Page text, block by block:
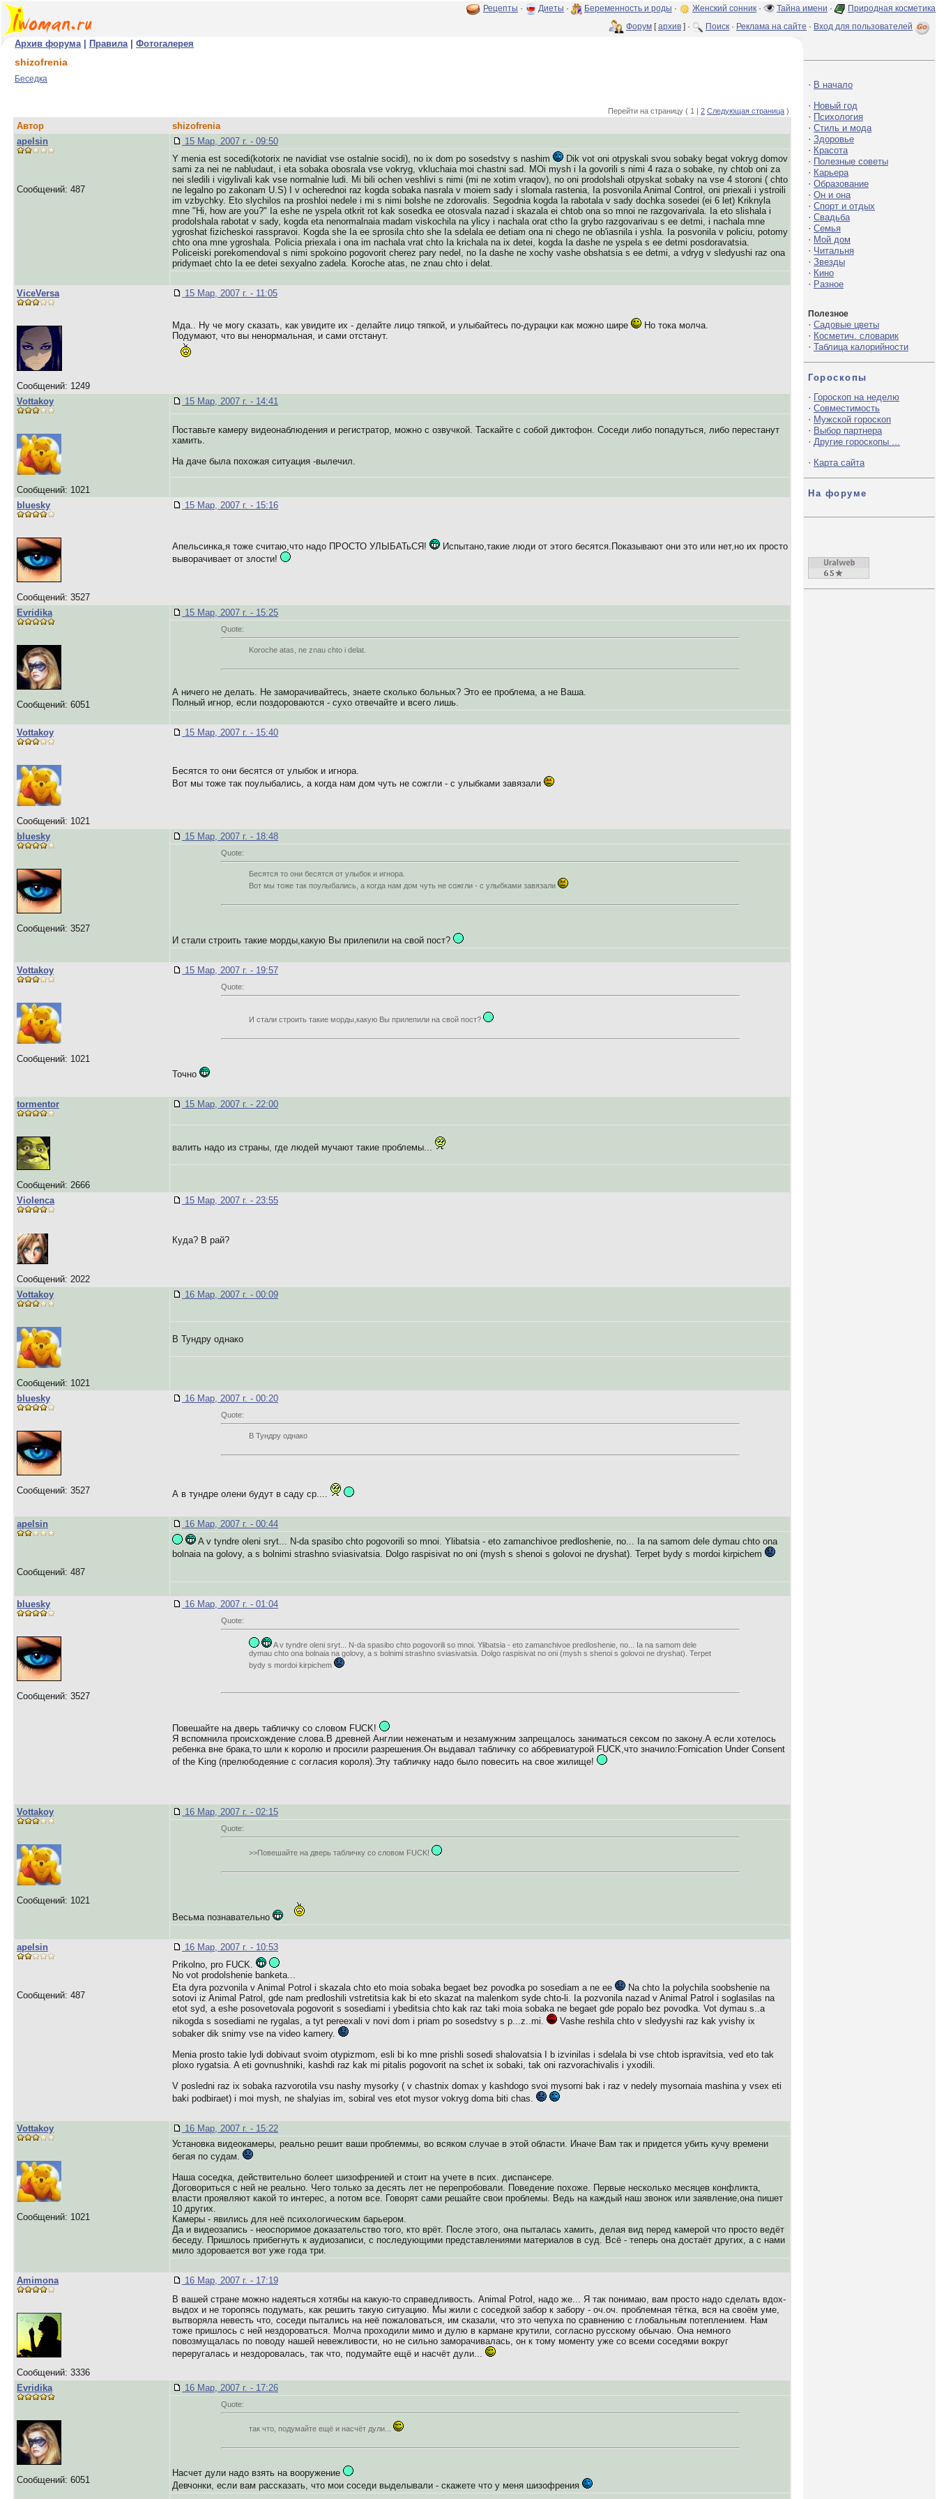
Рецепты · Диеты · Беременность и роды · Женский сонник · Тайна имени ·
Природная косметика
Форум [архив ] · Поиск · Реклама на сайте · Вход для пользователей
Архив форума| Правила| Фотогалерея
shizofrenia
Беседка
Перейти на страницу ( 1 | 2 Следующая страница )
Автор
shizofrenia
apelsin
Сообщений: 487
15 Мар, 2007 г. - 09:50
Y menia est socedi(kotorix ne navidiat vse ostalnie socidi), no ix dom po sosedstvy s nashim
Dik vot oni otpyskali svou sobaky begat vokryg domov
sami za nei ne nabludaut, i eta sobaka obosrala vse vokryg, vkluchaia moi chastni sad. MOi mysh i Ia govorili s nimi 4 raza o sobake, ny chtob oni za
nei sledili i vigylivali kak vse normalnie ludi. Mi bili ochen veshlivi s nimi (mi ne xotim vraqov), no oni prodolshali otpyskat sobaky na vse 4 storoni ( chto
ne legalno po zakonam U.S) I v ocherednoi raz kogda sobaka nasrala v moiem sady i slomala rastenia, Ia posvonila Animal Control, oni priexali i ystroili
im vzbychky. Eto slychilos na proshloi nedele i mi s nimi bolshe ne zdorovalis. Segodnia kogda Ia rabotala v sady dochka sosedei (ei 6 let) Kriknyla
mne "Hi, how are you?" Ia eshe ne yspela otkrit rot kak sosedka ee otosvala nazad i skazala ei chtob ona so mnoi ne razgovarivala. Ia eto slishala i
prodolshala rabotat v sady, kogda eta nenormalnaia madam viskochila na ylicy i nachala orat ctho Ia grybo razgovarivau s ee detmi, i nachala mne
ygroshat fizicheskoi rasspravoi. Kogda she Ia ee sprosila chto she Ia sdelala ee detiam ona ni chego ne ob'iasnila i yshla. Ia posvonila v policiu, potomy
chto ona mne ygroshala. Policia priexala i ona im nachala vrat chto Ia krichala na ix detei, kogda Ia dashe ne yspela s ee detmi posdoravatsia.
Policeiski porekomendoval s nimi spokoino pogovorit cherez pary nedel, no Ia dashe ne xochy vashe obshatsia s ee detmi, a vdryg v sledyushi raz ona
pridymaet chto Ia ee detei sexyalno zadela. Koroche atas, ne znau chto i delat.
ViceVersa
Сообщений: 1249
15 Мар, 2007 г. - 11:05
Мда.. Ну че могу сказать, как увидите их - делайте лицо тяпкой, и улыбайтесь по-дурацки как можно шире
Но тока молча.
Подумают, что вы ненормальная, и сами отстанут.
Vottakoy
Сообщений: 1021
15 Мар, 2007 г. - 14:41
Поставьте камеру видеонаблюдения и регистратор, можно с озвучкой. Таскайте с собой диктофон. Соседи либо попадуться, либо перестанут
хамить.
На даче была похожая ситуация -вылечил.
bluesky
Сообщений: 3527
15 Мар, 2007 г. - 15:16
Апельсинка,я тоже считаю,что надо ПРОСТО УЛЫБАТьСЯ!
Испытано,такие люди от этого бесятся.Показывают они это или нет,но их просто
выворачивает от злости!
Evridika
Сообщений: 6051
15 Мар, 2007 г. - 15:25
Quote:
Koroche atas, ne znau chto i delat.
А ничего не делать. Не заморачивайтесь, знаете сколько больных? Это ее проблема, а не Ваша.
Полный игнор, если поздороваются - сухо отвечайте и всего лишь.
Vottakoy
Сообщений: 1021
15 Мар, 2007 г. - 15:40
Бесятся то они бесятся от улыбок и игнора.
Вот мы тоже так поулыбались, а когда нам дом чуть не сожгли - с улыбками завязали
bluesky
Сообщений: 3527
15 Мар, 2007 г. - 18:48
Quote:
Бесятся то они бесятся от улыбок и игнора.
Вот мы тоже так поулыбались, а когда нам дом чуть не сожгли - с улыбками завязали
И стали строить такие морды,какую Вы прилепили на свой пост?
Vottakoy
Сообщений: 1021
15 Мар, 2007 г. - 19:57
Quote:
И стали строить такие морды,какую Вы прилепили на свой пост?
Точно
tormentor
Сообщений: 2666
15 Мар, 2007 г. - 22:00
валить надо из страны, где людей мучают такие проблемы...
Violenca
Сообщений: 2022
15 Мар, 2007 г. - 23:55
Куда? В рай?
Vottakoy
Сообщений: 1021
16 Мар, 2007 г. - 00:09
В Тундру однако
bluesky
Сообщений: 3527
16 Мар, 2007 г. - 00:20
Quote:
В Тундру однако
А в тундре олени будут в саду ср....
apelsin
Сообщений: 487
16 Мар, 2007 г. - 00:44
A v tyndre oleni sryt... N-da spasibo chto pogovorili so mnoi. Ylibatsia - eto zamanchivoe predloshenie, no... Ia na samom dele dymau chto ona
bolnaia na golovy, a s bolnimi strashno sviasivatsia. Dolgo raspisivat no oni (mysh s shenoi s golovoi ne dryshat). Terpet bydy s mordoi kirpichem
bluesky
Сообщений: 3527
16 Мар, 2007 г. - 01:04
Quote:
A v tyndre oleni sryt... N-da spasibo chto pogovorili so mnoi. Ylibatsia - eto zamanchivoe predloshenie, no... Ia na samom dele
dymau chto ona bolnaia na golovy, a s bolnimi strashno sviasivatsia. Dolgo raspisivat no oni (mysh s shenoi s golovoi ne dryshat). Terpet
bydy s mordoi kirpichem
Повешайте на дверь табличку со словом FUCK!
Я вспомнила происхождение слова.В древней Англии неженатым и незамужним запрещалось заниматься сексом по закону.А если хотелось
ребенка вне брака,то шли к королю и просили разрешения.Он выдавал табличку со аббревиатурой FUCK,что значило:Fornication Under Consent
of the King (прелюбодеяние с согласия короля).Эту табличку надо было повесить на свое жилище!
Vottakoy
Сообщений: 1021
16 Мар, 2007 г. - 02:15
Quote:
>>Повешайте на дверь табличку со словом FUCK!
Весьма познавательно
apelsin
Сообщений: 487
16 Мар, 2007 г. - 10:53
Prikolno, pro FUCK.
No vot prodolshenie banketa...
Eta dyra pozvonila v Animal Potrol i skazala chto eto moia sobaka begaet bez povodka po sosediam a ne ee
Na chto Ia polychila soobshenie na
sotovi iz Animal Patrol, gde nam predloshili vstretitsia kak bi eto skazat na malenkom syde chto-li. Ia pozvonila nazad v Animal Patrol i soglasilas na
etot syd, a eshe posovetovala pogovorit s sosediami i ybeditsia chto kak raz taki moia sobaka ne begaet gde popalo bez povodka. Vot dymau s..a
nikogda s sosediami ne rygalas, a tyt pereexali v novi dom i priam po sosedstvy s p...z..mi.
Vashe reshila chto v sledyyshi raz kak yvishy ix
sobaker dik snimy vse na video kamery.
Menia prosto takie lydi dobivaut svoim otypizmom, esli bi ko mne prishli sosedi shalovatsia I b izvinilas i sdelala bi vse chtob ispravitsia, ved eto tak
ploxo rygatsia. A eti govnushniki, kashdi raz kak mi pitalis pogovorit na schet ix sobaki, tak oni razvorachivalis i yxodili.
V posledni raz ix sobaka razvorotila vsu nashy mysorky ( v chastnix domax y kashdogo svoi mysorni bak i raz v nedely mysornaia mashina y vsex eti
baki podbiraet) i moi mysh, ne shalyias im, sobiral ves etot mysor vokryg doma biti chas.
Vottakoy
Сообщений: 1021
16 Мар, 2007 г. - 15:22
Установка видеокамеры, реально решит ваши проблеммы, во всяком случае в этой области. Иначе Вам так и придется убить кучу времени
бегая по судам.
Наша соседка, действительно болеет шизофренией и стоит на учете в псих. диспансере.
Договориться с ней не реально. Чего только за десять лет не перепробовали. Поведение похоже. Первые несколько месяцев конфликта,
власти проявляют какой то интерес, а потом все. Говорят сами решайте свои проблемы. Ведь на каждый наш звонок или заявление,она пишет
10 других.
Камеры - явились для неё психологическим барьером.
Да и видеозапись - неоспоримое доказательство того, кто врёт. После этого, она пыталась хамить, делая вид перед камерой что просто ведёт
беседу. Пришлось прибегнуть к аудиозаписи, с последующими представлениями материалов в суд. Всё - теперь она достаёт других, а с нами
мило здоровается вот уже года три.
Amimona
Сообщений: 3336
16 Мар, 2007 г. - 17:19
В вашей стране можно надеяться хотябы на какую-то справедливость. Animal Potrol, надо же... Я так понимаю, вам просто надо сделать вдох-
выдох и не торопясь подумать, как решить такую ситуацию. Мы жили с соседкой забор к забору - оч.оч. проблемная тётка, вся на своём уме,
вытворяла невесть что, соседи пытались на неё пожаловаться, им сказали, что это чепуха по сравнению с глобальным потеплением. Нам
тоже пришлось с ней нездороваться. Молча проходили мимо и дулю в кармане крутили, согласно русскому обычаю. Она немного
повозмущалась по поводу нашей невежливости, но не сильно заморачивалась, он к тому моменту уже со всеми соседями вокруг
переругалась и нездоровалась, так что, подумайте ещё и насчёт дули...
Evridika
Сообщений: 6051
16 Мар, 2007 г. - 17:26
Quote:
так что, подумайте ещё и насчёт дули...
Насчет дули надо взять на вооружение
Девчонки, если вам рассказать, что мои соседи выделывали - скажете что у меня шизофрения
· В начало
· Новый год
· Психология
· Стиль и мода
· Здоровье
· Красота
· Полезные советы
· Карьера
· Образование
· Он и она
· Спорт и отдых
· Свадьба
· Семья
· Мой дом
· Читальня
· Звезды
· Кино
· Разное
Полезное
· Садовые цветы
· Косметич. словарик
· Таблица калорийности
Гороскопы
· Гороскоп на неделю
· Совместимость
· Мужской гороскоп
· Выбор партнера
· Другие гороскопы ...
· Карта сайта
На форуме